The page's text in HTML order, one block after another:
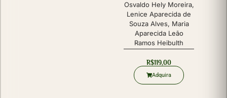
Osvaldo Hely Moreira,
Lenice Aparecida de
Souza Alves, Maria
Aparecida Leão
Ramos Heibulth
R$119,00
Adquira